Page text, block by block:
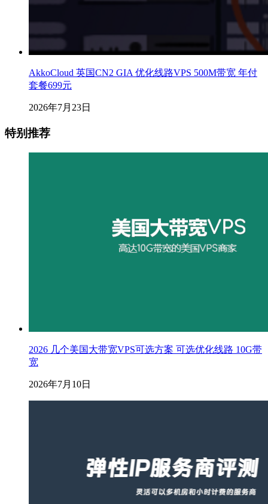
AkkoCloud 英国CN2 GIA 优化线路VPS 500M带宽 年付
套餐699元
2026年7月23日
特别推荐
2026 几个美国大带宽VPS可选方案 可选优化线路 10G带
宽
2026年7月10日